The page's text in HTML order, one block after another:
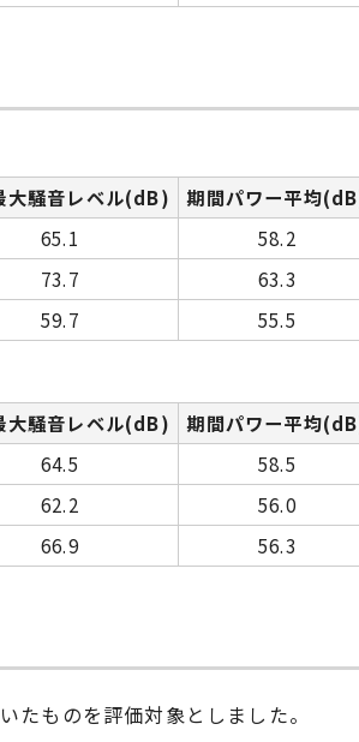
大騒音レベル(dB)
期間パワー平均
65.1
58.2
73.7
63.3
59.7 55.5
大騒音レベル(dB)
期間パワー平均
64.5
58.5
62.2
56.0
66.9 56.3
たものを評価対象としました。